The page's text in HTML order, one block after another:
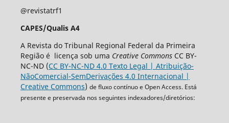
@revistatrf1
CAPES/Qualis A4
A Revista do Tribunal Regional Federal da Primeira
Região é licença sob uma Creative CommonsCC BY-
NC-ND (CC BY-NC-ND 4.0 Texto Legal | Atribuição-
NãoComercial-SemDerivações 4.0 Internacional |
Creative Commons) de fluxo contínuo e Open Access. Está
presente e preservada nos seguintes indexadores/diretórios: